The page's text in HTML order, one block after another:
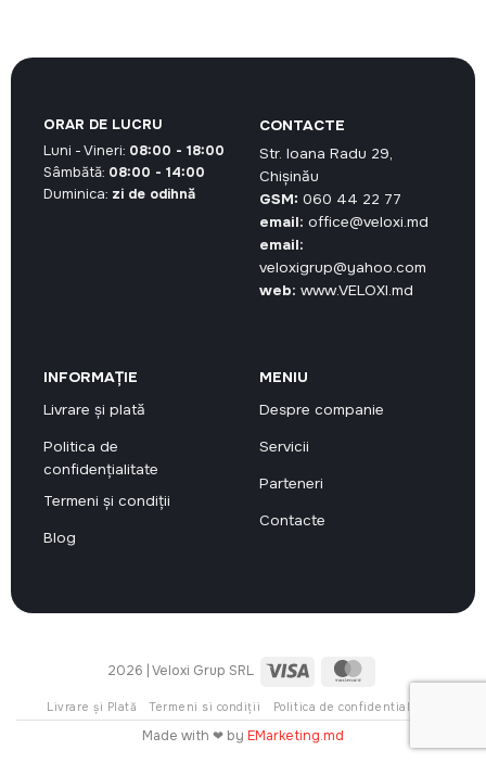
CONTACTE
Str. Ioana Radu 29,
Chișinău
GSM: 060 44 22 77
email: office@veloxi.md
email:
veloxigrup@yahoo.com
web: www.VELOXI.md
INFORMAȚIE
Livrare și plată
Politica de
confidențialitate
Termeni și condiții
Blog
MENIU
Despre companie
Servicii
Parteneri
Contacte
ORAR DE LUCRU
Luni - Vineri: 08:00 - 18:00
Sâmbătă: 08:00 - 14:00
Duminica: zi de odihnă
2026 | Veloxi Grup SRL Visa
Livrare și Plată Termeni si condiții Politica de confidentialitate
Made with ❤ by EMarketing.md